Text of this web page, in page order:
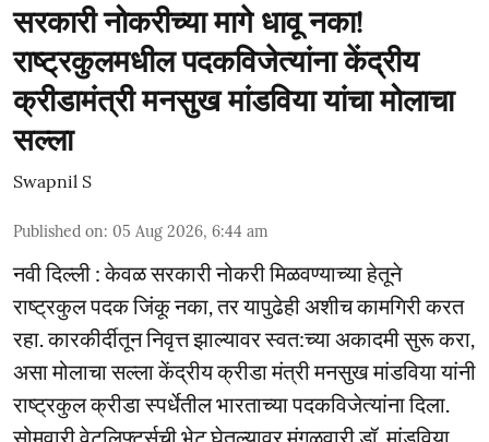
सरकारी नोकरीच्या मागे धावू नका!
राष्ट्रकुलमधील पदकविजेत्यांना केंद्रीय
क्रीडामंत्री मनसुख मांडविया यांचा मोलाचा
सल्ला
Swapnil S
Published on: 05 Aug 2026, 6:44 am
नवी दिल्ली : केवळ सरकारी नोकरी मिळवण्याच्या हेतूने
राष्ट्रकुल पदक जिंकू नका, तर यापुढेही अशीच कामगिरी करत
रहा. कारकीर्दीतून निवृत्त झाल्यावर स्वत:च्या अकादमी सुरू करा,
असा मोलाचा सल्ला केंद्रीय क्रीडा मंत्री मनसुख मांडविया यांनी
राष्ट्रकुल क्रीडा स्पर्धेतील भारताच्या पदकविजेत्यांना दिला.
सोमवारी वेटलिफ्टर्सची भेट घेतल्यावर मंगळवारी डॉ. मांडविया